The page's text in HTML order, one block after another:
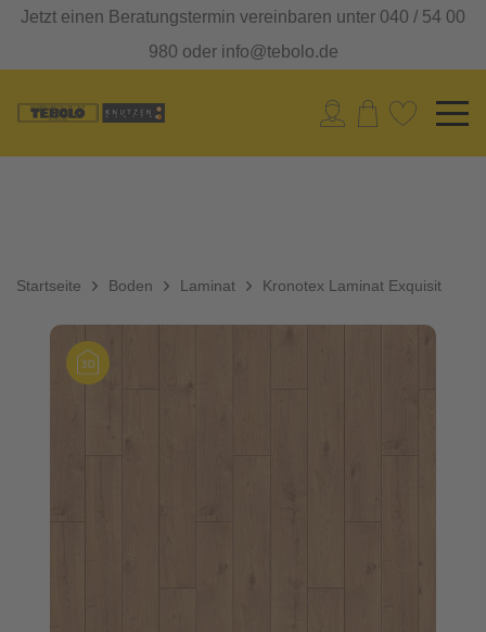
Jetzt einen Beratungstermin vereinbaren unter 040 / 54 00
980 oder info@tebolo.de
Startseite Boden Laminat Kronotex Laminat Exquisit